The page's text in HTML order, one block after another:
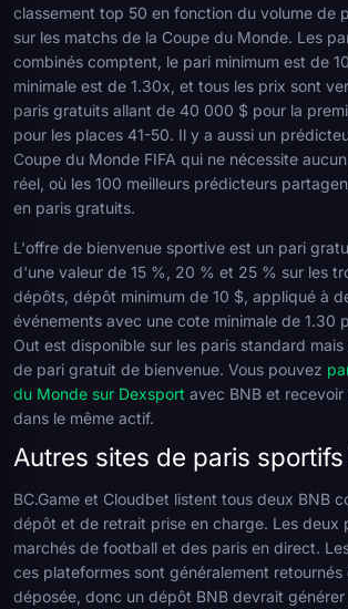
classement top 50 en fonction du volume de
sur les matchs de la Coupe du Monde. Les
combinés comptent, le pari minimum est de
minimale est de 1.30x, et tous les prix sont
paris gratuits allant de 40 000 $ pour la
pour les places 41-50. Il y a aussi un
Coupe du Monde FIFA qui ne nécessite
réel, où les 100 meilleurs prédicteurs
en paris gratuits.
L'offre de bienvenue sportive est un pari
d'une valeur de 15 %, 20 % et 25 % sur les
dépôts, dépôt minimum de 10 $, appliqué à
événements avec une cote minimale de 1.30
Out est disponible sur les paris standard
de pari gratuit de bienvenue. Vous pouvez
du Monde sur Dexsport avec BNB et
dans le même actif.
Autres sites de paris sportifs
BC.Game et Cloudbet listent tous deux BNB
dépôt et de retrait prise en charge. Les deux
marchés de football et des paris en direct.
ces plateformes sont généralement retournés
déposée, donc un dépôt BNB devrait générer